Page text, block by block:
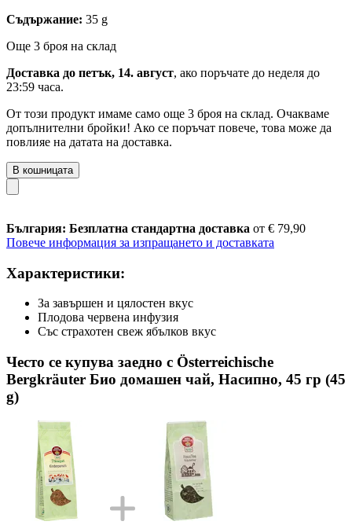
Съдържание: 35 g
Още 3 броя на склад
Доставка до петък, 14. август, ако поръчате до неделя до
23:59 часа.
От този продукт имаме само още 3 броя на склад. Очакваме
допълнителни бройки! Ако се поръчат повече, това може да
повлияе на датата на доставка.
В кошницата
България: Безплатна стандартна доставка от € 79,90
Повече информация за изпращането и доставката
Характеристики:
За завършен и цялостен вкус
Плодова червена инфузия
Със страхотен свеж ябълков вкус
Често се купува заедно с Österreichische
Bergkräuter Био домашен чай, Насипно, 45 гр (45
g)